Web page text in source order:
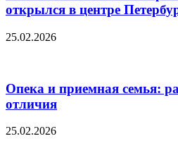
открылся в центре
25.02.2026
Опека и приемная семья:
отличия
25.02.2026